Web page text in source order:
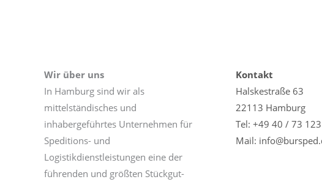
Wir über uns
In Hamburg sind wir als
mittelständisches und
inhabergeführtes Unternehmen für
Speditions- und
Logistikdienstleistungen eine der
führenden und größten Stückgut-
Kontakt
Halskestraße 63
22113 Hamburg
Tel: +49 40 / 73
Mail: